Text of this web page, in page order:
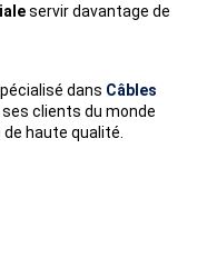
servir davantage de
dans Câbles
clients du monde
haute qualité.